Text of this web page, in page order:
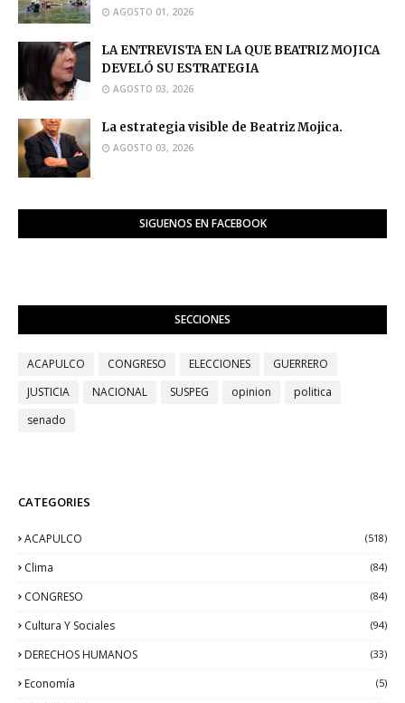
AGOSTO 01, 2026
LA ENTREVISTA EN LA QUE BEATRIZ MOJICA
DEVELÓ SU ESTRATEGIA
AGOSTO 03, 2026
La estrategia visible de Beatriz Mojica.
AGOSTO 03, 2026
SIGUENOS EN FACEBOOK
SECCIONES
ACAPULCO CONGRESO ELECCIONES
GUERRERO
JUSTICIA
NACIONAL SUSPEG opinion
politica
senado
CATEGORIES
ACAPULCO (518)
Clima (84)
CONGRESO (84)
Cultura Y Sociales (94)
DERECHOS HUMANOS (33)
Economía (5)